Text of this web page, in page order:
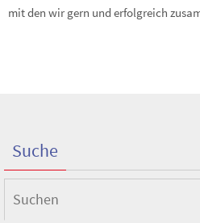
mit den wir gern und erfolgreich
Suche